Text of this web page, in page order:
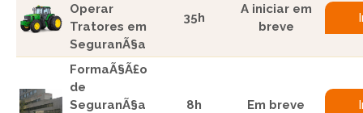
Operar
Tratores em
SeguranÃ§a
35h
A iniciar em
breve
FormaÃ§Ã£o
de
SeguranÃ§a
8h Em breve